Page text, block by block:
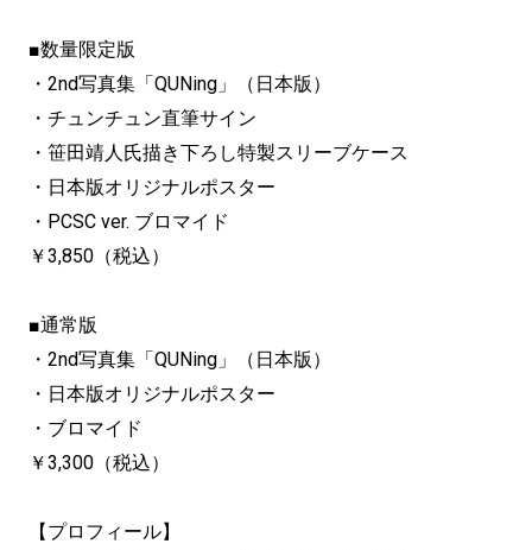
■数量限定版
・2nd写真集「QUNing」（日本版）
・チュンチュン直筆サイン
・笹田靖人氏描き下ろし特製スリーブケース
・日本版オリジナルポスター
・PCSC ver. ブロマイド
￥3,850（税込）
■通常版
・2nd写真集「QUNing」（日本版）
・日本版オリジナルポスター
・ブロマイド
￥3,300（税込）
【プロフィール】